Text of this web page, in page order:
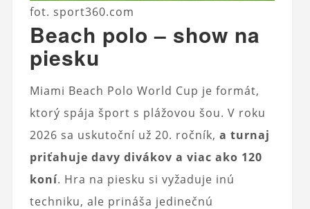
fot. sport360.com
Beach polo – show na
piesku
Miami Beach Polo World Cup je formát,
ktorý spája šport s plážovou šou. V roku
2026 sa uskutoční už 20. ročník, a turnaj
priťahuje davy divákov a viac ako 120
koní. Hra na piesku si vyžaduje inú
techniku, ale prináša jedinečnú